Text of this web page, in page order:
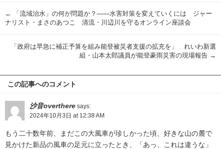
←
「流域治水」の何が問題か？――水害対策を変えていくには ジャー
ナリスト・まさのあつこ 清流・川辺川を守るオンライン座談会
「政府は早急に補正予算を組み能登被災者支援の拡充を」 れいわ新選
組・山本太郎議員が能登豪雨災害の現場報告 →
この記事へのコメント
沙音overthere says:
2024年10月3日 at 12:38 AM
もう二十数年前、まだこの大風車が珍しかった頃、好きな山の麓で
見かけた新品の風車の足元に立ったとき、「あっ、これは違うな」